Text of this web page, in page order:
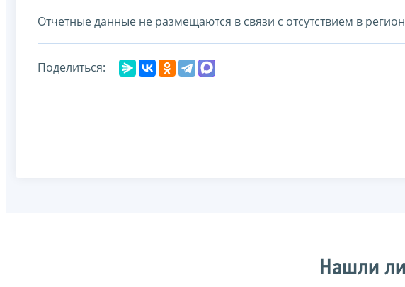
Отчетные данные не размещаются в связи с отсутствием в
Поделиться:
Нашли